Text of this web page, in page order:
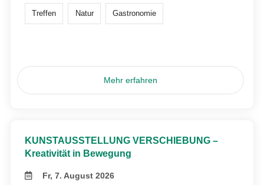
Treffen Natur Gastronomie
Mehr erfahren
KUNSTAUSSTELLUNG VERSCHIEBUNG –
Kreativität in Bewegung
Fr, 7. August 2026